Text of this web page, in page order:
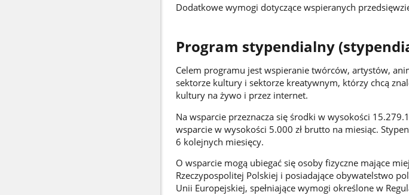
Dodatkowe wymogi dotyczące wspieranych
Program stypendialny
Celem programu jest wspieranie twórców, artystów,
sektorze kultury i sektorze kreatywnym, którzy chcą
kultury na żywo i przez internet.
Na wsparcie przeznacza się środki w wysokości
wsparcie w wysokości 5.000 zł brutto na miesiąc.
6 kolejnych miesięcy.
O wsparcie mogą ubiegać się osoby fizyczne mające
Rzeczypospolitej Polskiej i posiadające obywatelstwo
Unii Europejskiej, spełniające wymogi określone w